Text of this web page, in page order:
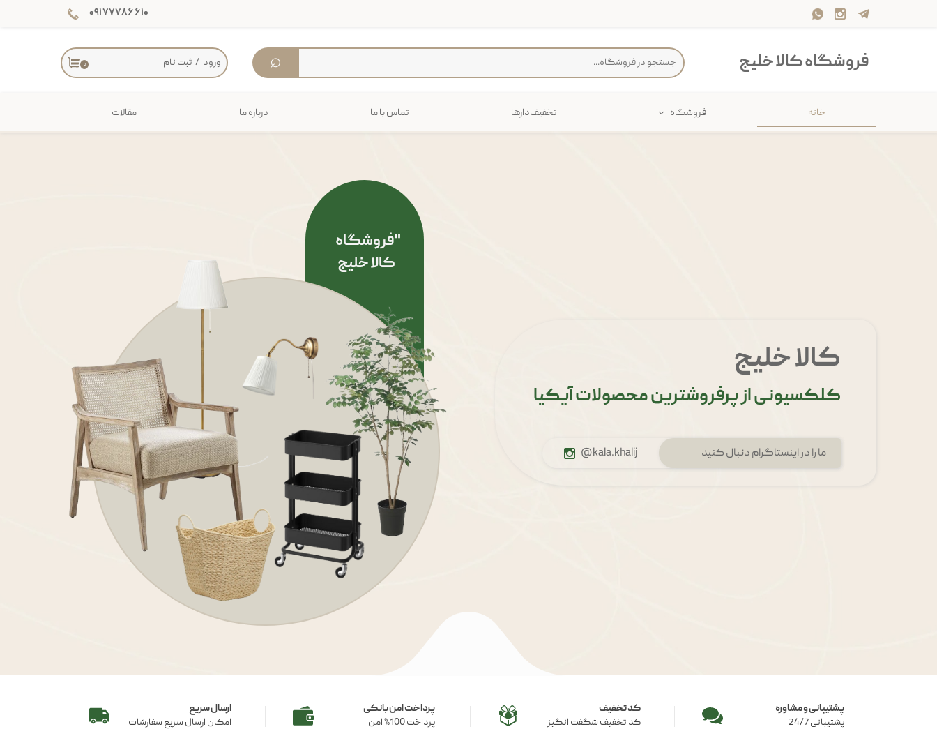
⌕
خانه فروشگاه تخفیف‌دارها تماس با ما درباره ما مقالات
۰۹۱۷۷۷۸۶۶۱۰
۰ ورود / ثبت نام فروشگاه کالا خلیج
کالا خلیج
کلکسیونی از پرفروشترین محصولات آیکیا
@kala.khalij ما را در اینستاگرام دنبال کنید
"فروشگاه
​​​​​​​کالا خلیج
پشتیبانی و مشاوره
پشتیبانی 24/7
کد تخفیف
کد تخفیف شگفت انگیز
پرداخت امن بانکی
پرداخت 100% امن
ارسال سریع
امکان ارسال سریع سفارشات